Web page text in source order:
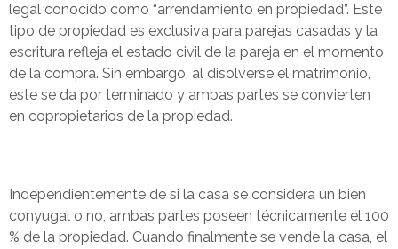
legal conocido como “arrendamiento en propiedad”. Este
tipo de propiedad es exclusiva para parejas casadas y la
escritura refleja el estado civil de la pareja en el momento
de la compra. Sin embargo, al disolverse el matrimonio,
este se da por terminado y ambas partes se convierten
en copropietarios de la propiedad.
Independientemente de si la casa se considera un bien
conyugal o no, ambas partes poseen técnicamente el 100
% de la propiedad. Cuando finalmente se vende la casa, el